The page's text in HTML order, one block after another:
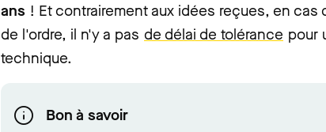
ans ! Et contrairement aux idées reçues, en
de l'ordre, il n'y a pas de délai de tolérance pour
technique.
Bon à savoir